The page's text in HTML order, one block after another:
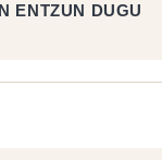
ENTZUN DUGU